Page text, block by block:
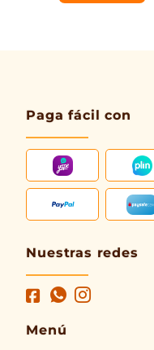
Paga fácil con
Nuestras redes
Menú